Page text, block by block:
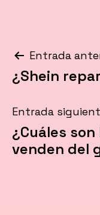
de
Entrada
¿Shein
Entrada
¿Cuáles
venden del